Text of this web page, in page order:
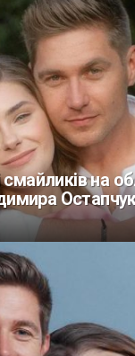
смайликів на